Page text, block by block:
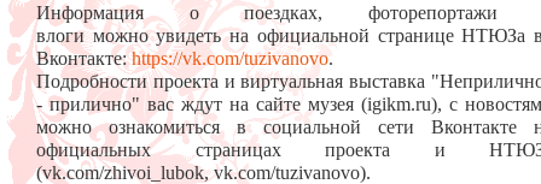
Информация о поездках, фоторепортажи
влоги можно увидеть на официальной странице НТЮЗа
Вконтакте:https://vk.com/tuzivanovo.
Подробности проекта и виртуальная выставка
- прилично" вас ждут на сайте музея (igikm.ru), с
можно ознакомиться в социальной сети Вконтакте
официальных страницах проекта и
(vk.com/zhivoi_lubok, vk.com/tuzivanovo).